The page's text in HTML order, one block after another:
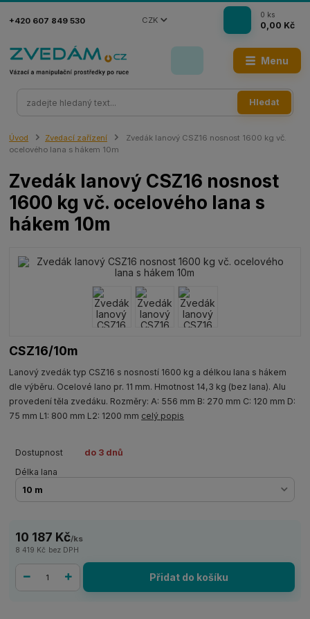
Menu
CZK
Hledat
+420 607 849 530
0 ks
0,00 Kč
Úvod Zvedací zařízení
Zvedák lanový CSZ16 nosnost 1600 kg vč.
ocelového lana s hákem 10m
Zvedák lanový CSZ16 nosnost
1600 kg vč. ocelového lana s
hákem 10m
CSZ16/10m
Lanový zvedák typ CSZ16 s nosností 1600 kg a délkou lana s hákem
dle výběru. Ocelové lano pr. 11 mm. Hmotnost 14,3 kg (bez lana). Alu
provedení těla zvedáku. Rozměry: A: 556 mm B: 270 mm C: 120 mm D:
75 mm L1: 800 mm L2: 1200 mm celý popis
Dostupnost
do 3 dnů
Délka lana
10 187 Kč/ks
8 419 Kč bez DPH
Přidat do košíku